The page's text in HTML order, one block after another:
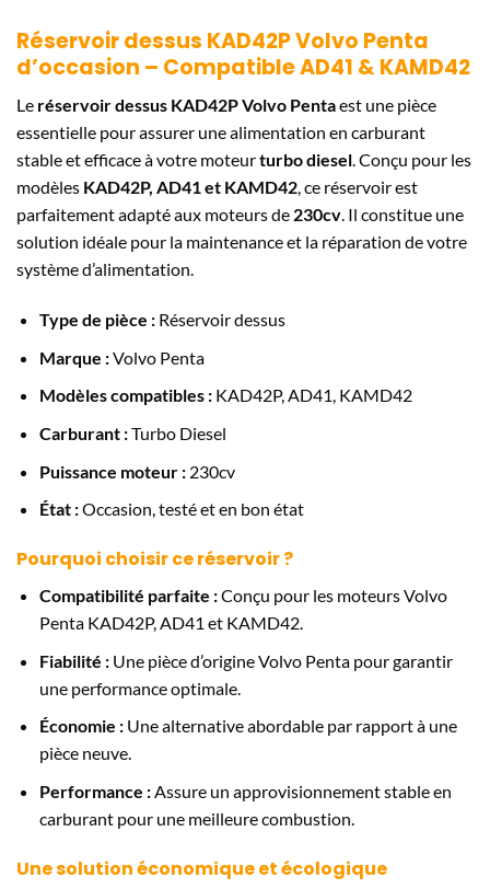
Réservoir dessus KAD42P Volvo Penta
d’occasion – Compatible AD41 & KAMD42
Le réservoir dessus KAD42P Volvo Pentaest une pièce
essentielle pour assurer une alimentation en carburant
stable et efficace à votre moteurturbo diesel. Conçu pour les
modèles KAD42P, AD41 et KAMD42, ce réservoir est
parfaitement adapté aux moteurs de 230cv. Il constitue une
solution idéale pour la maintenance et la réparation de votre
système d’alimentation.
Type de pièce :Réservoir dessus
Marque :Volvo Penta
Modèles compatibles :KAD42P, AD41, KAMD42
Carburant :Turbo Diesel
Puissance moteur :230cv
État :Occasion, testé et en bon état
Pourquoi choisir ce réservoir ?
Compatibilité parfaite :Conçu pour les moteurs Volvo
Penta KAD42P, AD41 et KAMD42.
Fiabilité :Une pièce d’origine Volvo Penta pour garantir
une performance optimale.
Économie :Une alternative abordable par rapport à une
pièce neuve.
Performance :Assure un approvisionnement stable en
carburant pour une meilleure combustion.
Une solution économique et écologique